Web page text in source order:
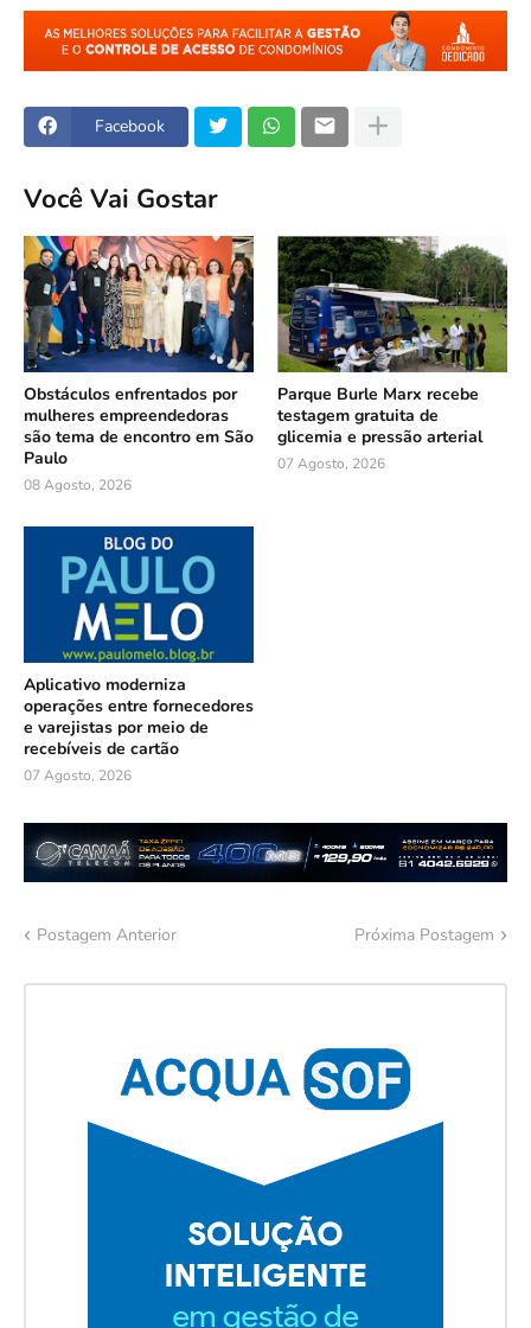
Facebook
Você Vai Gostar
Obstáculos enfrentados por
mulheres empreendedoras
são tema de encontro em São
Paulo
08 Agosto, 2026
Parque Burle Marx recebe
testagem gratuita de
glicemia e pressão arterial
07 Agosto, 2026
Aplicativo moderniza
operações entre fornecedores
e varejistas por meio de
recebíveis de cartão
07 Agosto, 2026
Postagem Anterior Próxima Postagem